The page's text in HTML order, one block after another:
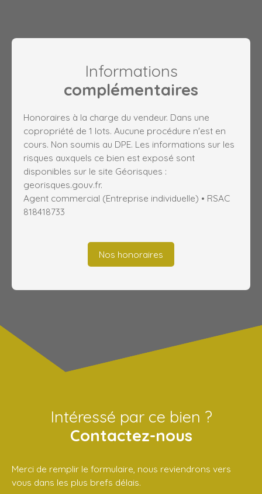
Informations
complémentaires
Honoraires à la charge du vendeur. Dans une
copropriété de 1 lots. Aucune procédure n'est en
cours. Non soumis au DPE. Les informations sur les
risques auxquels ce bien est exposé sont
disponibles sur le site Géorisques :
georisques.gouv.fr.
Agent commercial (Entreprise individuelle) • RSAC
818418733
Nos honoraires
Intéressé par ce bien ?
Contactez-nous
Merci de remplir le formulaire, nous reviendrons vers
vous dans les plus brefs délais.